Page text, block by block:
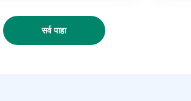
सर्व पाहा